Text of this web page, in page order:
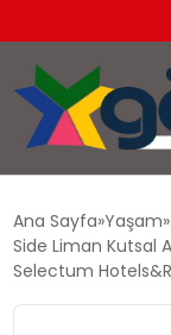
EKONOMI
Ana Sayfa Yaşam
Side Liman Kutsal
Selectum